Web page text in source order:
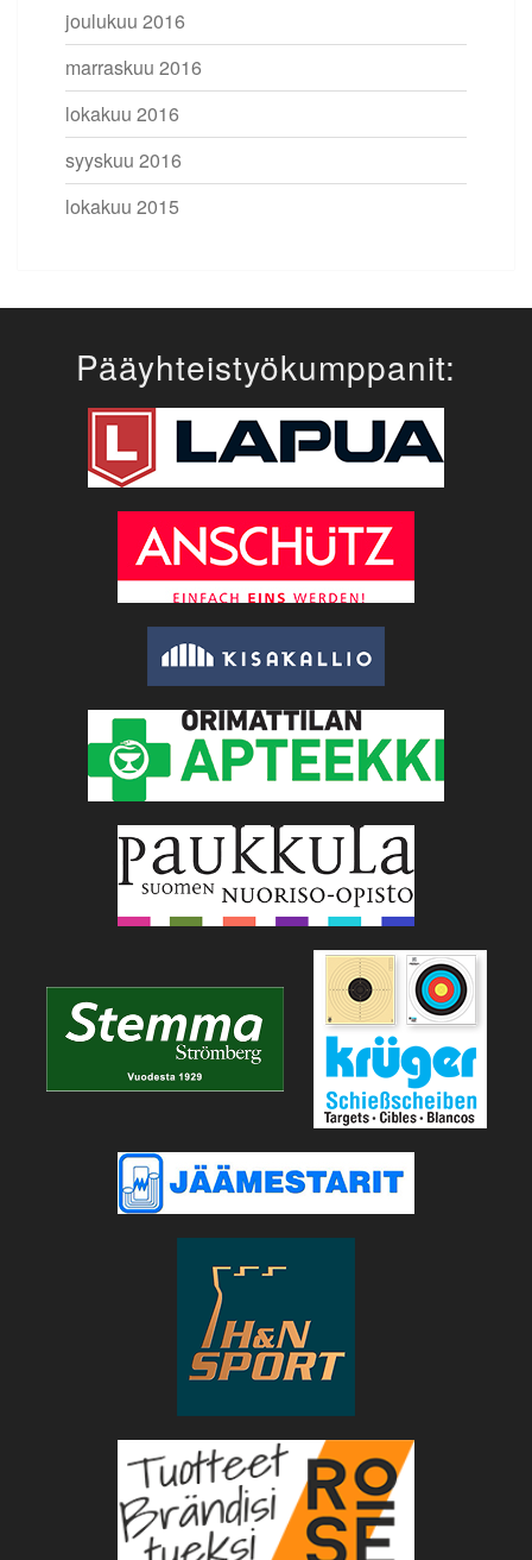
joulukuu 2016
marraskuu 2016
lokakuu 2016
syyskuu 2016
lokakuu 2015
Pääyhteistyökumppanit: